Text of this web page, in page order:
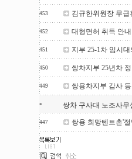
453 김규한위원장 무
452 대형면허 취득 안
451 지부 25-1차 임시
450 쌍차지부 25년차
449 쌍용차지부 감사
* 쌍차 구사대 노조사
447 쌍용 희망텐트촌'